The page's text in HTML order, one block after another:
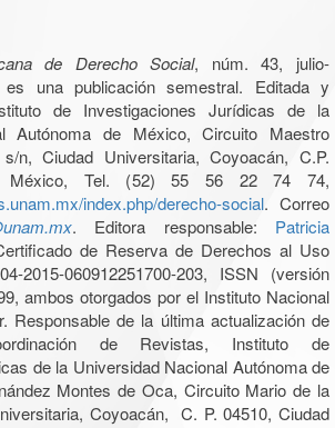
de Derecho Social, núm. 43, julio-
una publicación semestral. Editada y
de Investigaciones Jurídicas de la
Autónoma de México, Circuito Maestro
n, Ciudad Universitaria, Coyoacán, C.P.
México, Tel. (52) 55 56 22 74 74,
index.php/derecho-social. Correo
. Editora responsable: Patricia
de Reserva de Derechos al Uso
2015-060912251700-203, ISSN (versión
ambos otorgados por el Instituto Nacional
Responsable de la última actualización de
de Revistas, Instituto de
de la Universidad Nacional Autónoma de
Montes de Oca, Circuito Mario de la
Coyoacán, C. P. 04510, Ciudad